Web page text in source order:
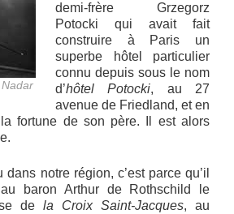
demi-frère Grzegorz
Potocki qui avait fait
construire à Paris un
superbe hôtel particulier
connu depuis sous le nom
d’hôtel Potocki, au 27
avenue de Friedland, et en
fortune de son père. Il est alors
dans notre région, c’est parce qu’il
baron Arthur de Rothschild le
de la Croix Saint-Jacques, au